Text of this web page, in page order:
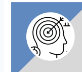
ORIENTATION